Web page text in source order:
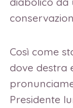
Così come
dove destra
Presidente